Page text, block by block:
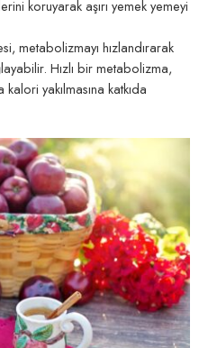
koruyarak aşırı yemek yemeyi
metabolizmayı hızlandırarak
Hızlı bir metabolizma,
yakılmasına katkıda